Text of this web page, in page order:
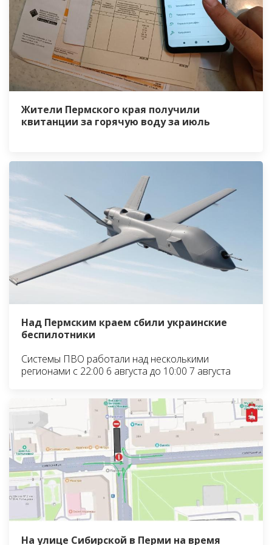
Жители Пермского края получили
квитанции за горячую воду за июль
Над Пермским краем сбили украинские
беспилотники
Системы ПВО работали над несколькими
регионами с 22:00 6 августа до 10:00 7 августа
На улице Сибирской в Перми на время